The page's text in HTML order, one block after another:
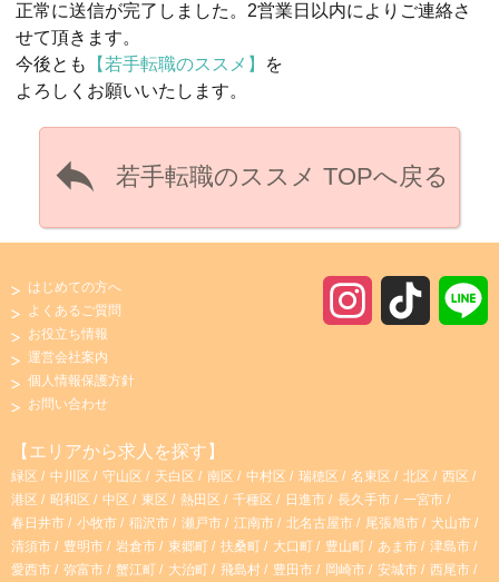
正常に送信が完了しました。2営業日以内によりご連絡さ
せて頂きます。
今後とも
若手転職のススメ
を
よろしくお願いいたします。
 若手転職のススメ TOPへ戻る
a
g
o
k
はじめての方へ
よくあるご質問
お役立ち情報
運営会社案内
個人情報保護方針
お問い合わせ
【エリアから求人を探す】
緑区 中川区 守山区 天白区 南区 中村区 瑞穂区 名東区 北区
西区
港区
昭和区 中区 東区 熱田区 千種区 日進市 長久手市
一宮市
春日井市
小牧市 稲沢市 瀬戸市 江南市 北名古屋市 尾張旭市
犬山市
清須市
豊明市 岩倉市 東郷町 扶桑町 大口町 豊山町 あま市
津島市
愛西市
弥富市 蟹江町 大治町 飛島村 豊田市 岡崎市 安城市
西尾市